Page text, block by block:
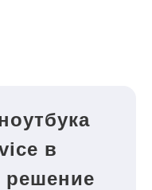
в
решение